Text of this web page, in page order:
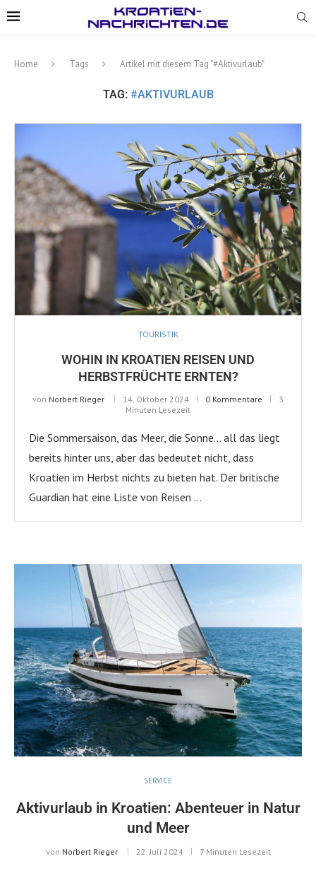
Home Tags Artikel mit diesem Tag "#Aktivurlaub"
TAG: #AKTIVURLAUB
TOURISTIK
WOHIN IN KROATIEN REISEN UND
HERBSTFRÜCHTE ERNTEN?
von Norbert Rieger 14. Oktober 2024 0 Kommentare
3
Minuten Lesezeit
Die Sommersaison, das Meer, die Sonne… all das liegt
bereits hinter uns, aber das bedeutet nicht, dass
Kroatien im Herbst nichts zu bieten hat. Der britische
Guardian hat eine Liste von Reisen …
SERVICE
Aktivurlaub in Kroatien: Abenteuer in Natur
und Meer
von Norbert Rieger 22. Juli 2024 7 Minuten Lesezeit